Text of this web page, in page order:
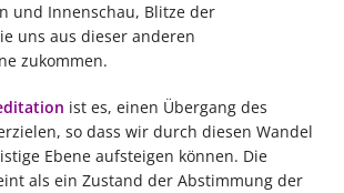
und Innenschau, Blitze der
uns aus dieser anderen
zukommen.
ist es, einen Übergang des
so dass wir durch diesen Wandel
Ebene aufsteigen können. Die
als ein Zustand der Abstimmung der